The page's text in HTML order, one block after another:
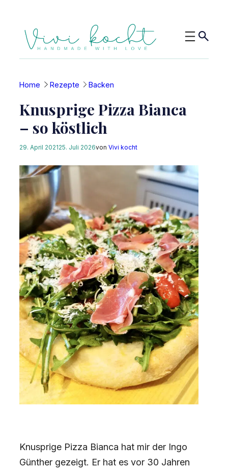
springen
Home Rezepte Backen
Knusprige Pizza Bianca
– so köstlich
29. April 202125. Juli 2026von Vivi kocht
Knusprige Pizza Bianca hat mir der Ingo
Günther gezeigt. Er hat es vor 30 Jahren